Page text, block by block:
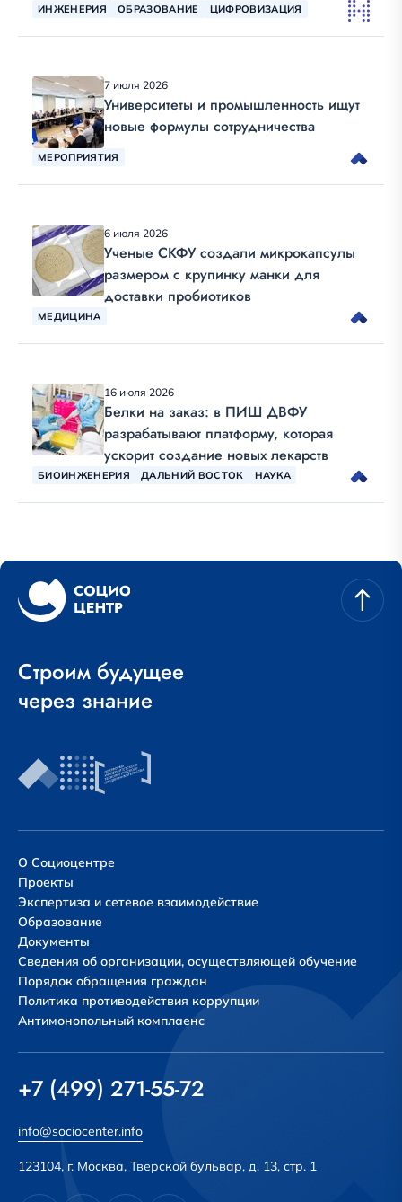
ИНЖЕНЕРИЯ ОБРАЗОВАНИЕ ЦИФРОВИЗАЦИЯ
7 июля 2026
Университеты и промышленность ищут
новые формулы сотрудничества
МЕРОПРИЯТИЯ
6 июля 2026
Ученые СКФУ создали микрокапсулы
размером с крупинку манки для
доставки пробиотиков
МЕДИЦИНА
16 июля 2026
Белки на заказ: в ПИШ ДВФУ
разрабатывают платформу, которая
ускорит создание новых лекарств
БИОИНЖЕНЕРИЯ ДАЛЬНИЙ ВОСТОК НАУКА
Строим будущее
через знание
О Социоцентре
Проекты
Экспертиза и сетевое взаимодействие
Образование
Документы
Сведения об организации, осуществляющей обучение
Порядок обращения граждан
Политика противодействия коррупции
Антимонопольный комплаенс
+7 (499) 271-55-72
info@sociocenter.info
123104, г. Москва, Тверской бульвар, д. 13, стр. 1